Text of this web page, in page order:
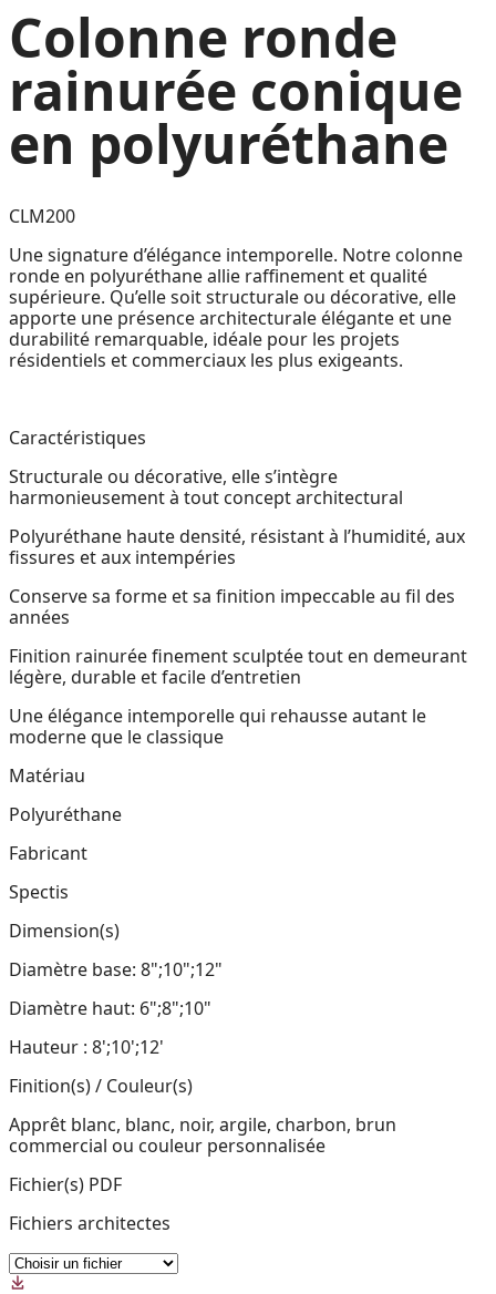
Colonne ronde
rainurée conique
en polyuréthane
CLM200
Une signature d’élégance intemporelle. Notre colonne
ronde en polyuréthane allie raffinement et qualité
supérieure. Qu’elle soit structurale ou décorative, elle
apporte une présence architecturale élégante et une
durabilité remarquable, idéale pour les projets
résidentiels et commerciaux les plus exigeants.
Caractéristiques
Structurale ou décorative, elle s’intègre
harmonieusement à tout concept architectural
Polyuréthane haute densité, résistant à l’humidité, aux
fissures et aux intempéries
Conserve sa forme et sa finition impeccable au fil des
années
Finition rainurée finement sculptée tout en demeurant
légère, durable et facile d’entretien
Une élégance intemporelle qui rehausse autant le
moderne que le classique
Matériau
Polyuréthane
Fabricant
Spectis
Dimension(s)
Diamètre base: 8";10";12"
Diamètre haut: 6";8";10"
Hauteur : 8';10';12'
Finition(s) / Couleur(s)
Apprêt blanc, blanc, noir, argile, charbon, brun
commercial ou couleur personnalisée
Fichier(s) PDF
Fichiers architectes